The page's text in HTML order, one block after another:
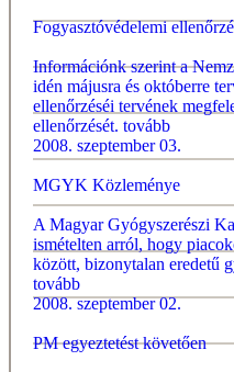
Fogyasztóvédelemi
Információnk szerint a
idén májusra és októberre
ellenőrzéséi tervének
ellenőrzését. tovább
2008. szeptember 03.
MGYK Közleménye
A Magyar Gyógyszerészi
ismételten arról, hogy
között, bizonytalan eredetű
tovább
2008. szeptember 02.
PM egyeztetést követően